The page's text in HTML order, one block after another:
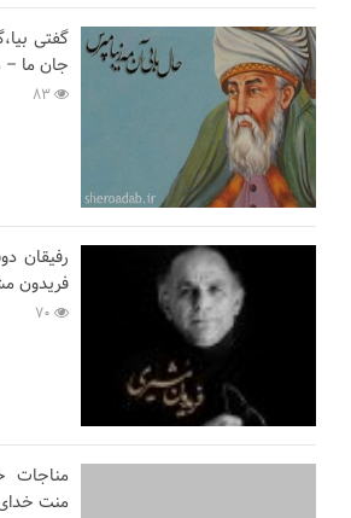
گفتی
جان ما –
رفیقان
فریدون
مناجات
منت